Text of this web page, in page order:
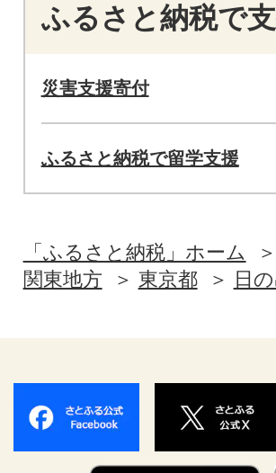
ふるさと納税で
災害支援寄付
ふるさと納税で留学支援
「ふるさと納税」ホーム
関東地方
東京都 日